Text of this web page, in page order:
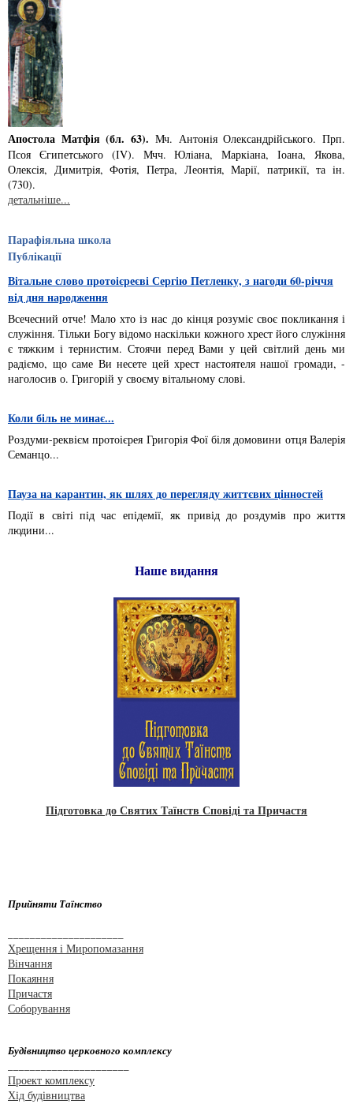
Апостола Матфія (бл. 63). Мч. Антонiя Олександрiйського. Прп.
Псоя Єгипетського (ІV). Мчч. Юлiана, Маркiана, Іоана, Якова,
Олексiя, Димитрiя, Фотiя, Петра, Леонтiя, Марiї, патрикiї, та iн.
(730).
детальніше...
Парафіяльна школа
Публікації
Вітальне слово протоієреєві Сергію Петленку, з нагоди 60-річчя
від дня народження
Всечесний отче! Мало хто із нас до кінця розуміє своє покликання і
служіння. Тільки Богу відомо наскільки кожного хрест його служіння
є тяжким і тернистим. Стоячи перед Вами у цей світлий день ми
радіємо, що саме Ви несете цей хрест настоятеля нашої громади, -
наголосив о. Григорій у своєму вітальному слові.
Коли біль не минає...
Роздуми-реквієм протоієрея Григорія Фої біля домовини отця Валерія
Семанцо...
Пауза на карантин, як шлях до перегляду життєвих цінностей
Події в світі під час епідемії, як привід до роздумів про життя
людини...
Наше видання
Підготовка до Святих Таїнств Сповіді та Причастя
Прийняти Таїнство
Хрещення і Миропомазання
Вінчання
Покаяння
Причастя
Соборування
Будівництво церковного комплексу
Проект комплексу
Хід будівництва